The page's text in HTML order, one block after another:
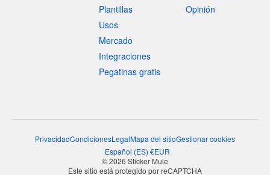
Plantillas
Usos
Mercado
Integraciones
Pegatinas gratis
Opinión
PrivacidadCondicionesLegalMapa del sitioGestionar cookies
Español (ES) €EUR
© 2026 Sticker Mule
Este sitio está protegido por reCAPTCHA